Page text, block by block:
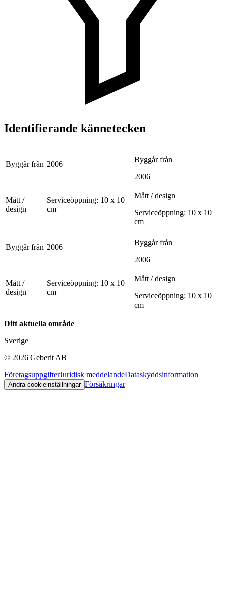
Identifierande kännetecken
Byggår från 2006
Byggår från
2006
Mått /
design
Serviceöppning: 10 x 10
cm
Mått / design
Serviceöppning: 10 x 10
cm
Byggår från 2006
Byggår från
2006
Mått /
design
Serviceöppning: 10 x 10
cm
Mått / design
Serviceöppning: 10 x 10
cm
Ditt aktuella område
Sverige
© 2026 Geberit AB
FöretagsuppgifterJuridisk meddelandeDataskyddsinformation
Ändra cookieinställningar Försäkringar